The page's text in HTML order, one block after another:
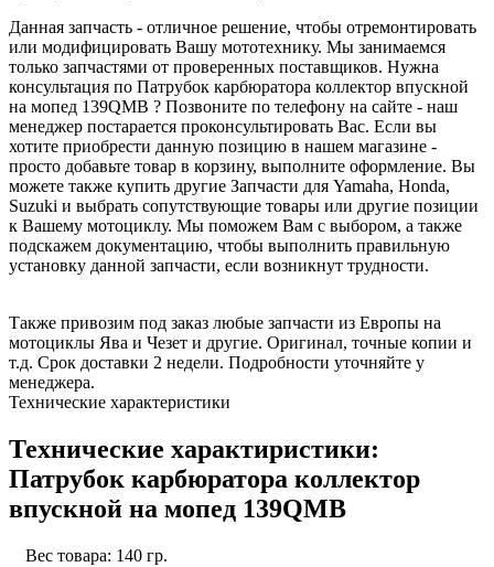
Данная запчасть - отличное решение, чтобы отремонтировать
или модифицировать Вашу мототехнику. Мы занимаемся
только запчастями от проверенных поставщиков. Нужна
консультация по Патрубок карбюратора коллектор впускной
на мопед 139QMB ? Позвоните по телефону на сайте - наш
менеджер постарается проконсультировать Вас. Если вы
хотите приобрести данную позицию в нашем магазине -
просто добавьте товар в корзину, выполните оформление. Вы
можете также купить другие Запчасти для Yamaha, Honda,
Suzuki и выбрать сопутствующие товары или другие позиции
к Вашему мотоциклу. Мы поможем Вам с выбором, а также
подскажем документацию, чтобы выполнить правильную
установку данной запчасти, если возникнут трудности.
Также привозим под заказ любые запчасти из Европы на
мотоциклы Ява и Чезет и другие. Оригинал, точные копии и
т.д. Срок доставки 2 недели. Подробности уточняйте у
менеджера.
Технические характеристики
Технические характиристики:
Патрубок карбюратора коллектор
впускной на мопед 139QMB
Вес товара: 140 гр.